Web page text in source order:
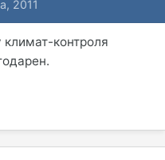
2011
контроля